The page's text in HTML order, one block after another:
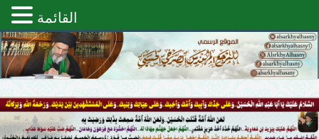
القائمة